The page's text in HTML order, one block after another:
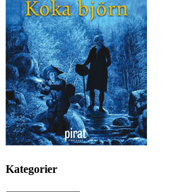
Kategorier